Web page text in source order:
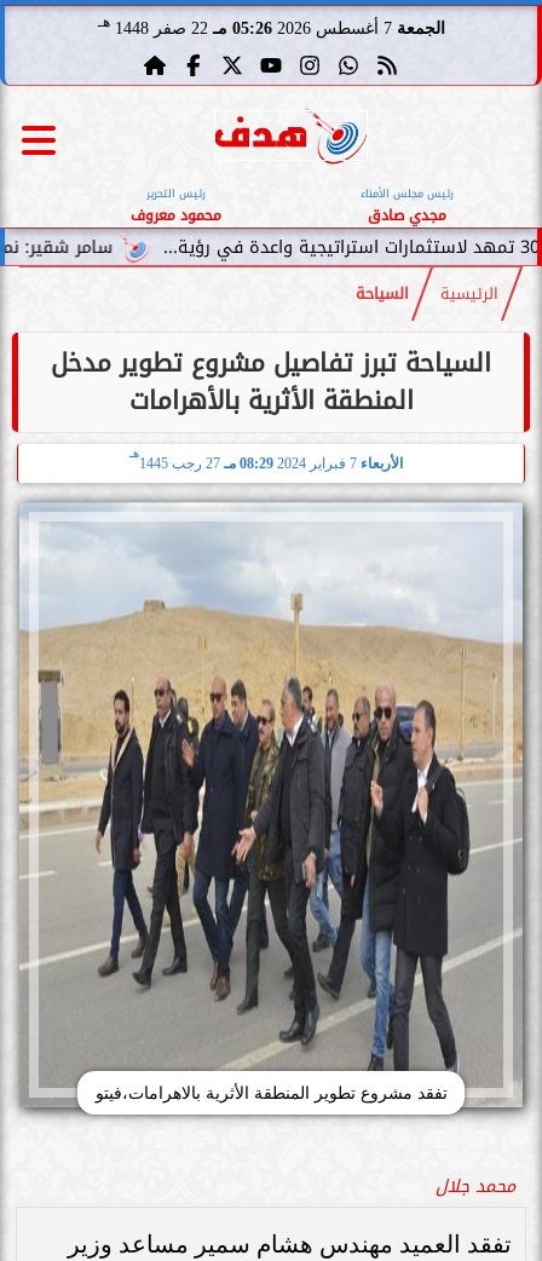
الجمعة 7 أغسطس 2026 05:26 مـ 22 صفر 1448 هـ
رئيس مجلس الأمناء
مجدي صادق
رئيس التحرير
محمود معروف
سامر شقير: نمو صناديق
الرئيسية السياحة
السياحة تبرز تفاصيل مشروع تطوير مدخل
المنطقة الأثرية بالأهرامات
الأربعاء 08:29 مـ 27 رجب 1445
هـ
تفقد مشروع تطوير المنطقة الأثرية بالاهرامات،فيتو
محمد جلال
تفقد العميد مهندس هشام سمير مساعد وزير